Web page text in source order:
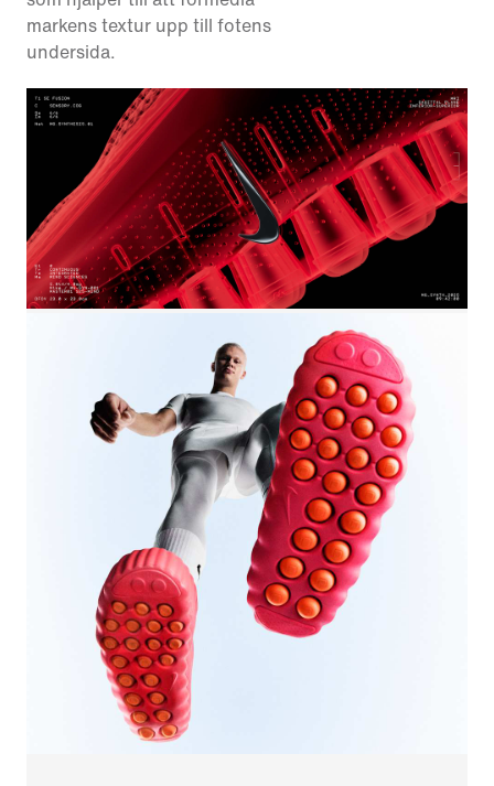
markens textur upp till fotens
undersida.